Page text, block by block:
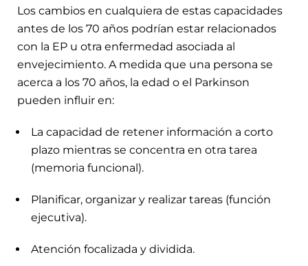
Los cambios en cualquiera de estas capacidades
antes de los 70 años podrían estar relacionados
con la EP u otra enfermedad asociada al
envejecimiento. A medida que una persona se
acerca a los 70 años, la edad o el Parkinson
pueden influir en:
La capacidad de retener información a corto
plazo mientras se concentra en otra tarea
(memoria funcional).
Planificar, organizar y realizar tareas (función
ejecutiva).
Atención focalizada y dividida.